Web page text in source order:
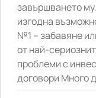
завършването
изгодна
№1 – забавяне
от най-
проблеми с
договори Много